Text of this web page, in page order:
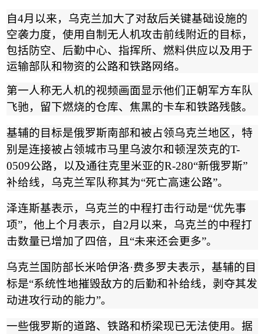
自4月以来，乌克兰加大了对敌后关键基础设施的
空袭力度，使用自制无人机攻击前线附近的目标，
包括防空、后勤中心、指挥所、燃料供应以及用于
运输部队和物资的公路和铁路网络。
第一人称无人机的视频画面显示他们正朝军方车队
飞驰，留下燃烧的仓库、焦黑的卡车和铁路残骸。
基辅的目标是俄罗斯南部和被占领乌克兰地区，特
别是连接被占领城市马里乌波尔和顿涅茨克的T-
0509公路，以及通往克里米亚的R-280“新俄罗斯”
补给线，乌克兰军队称其为“死亡高速公路”。
泽连斯基表示，乌克兰的中程打击行动是“优先事
项”，他上个月表示，自2月以来，乌克兰的中程打
击数量已增加了四倍，且 “未来还会更多”。
乌克兰国防部长米哈伊洛·费多罗夫表示，基辅的目
标是“系统性地摧毁敌方的后勤和补给线，剥夺其发
动进攻行动的能力”。
一些俄罗斯的道路、铁路和桥梁现已无法使用。据